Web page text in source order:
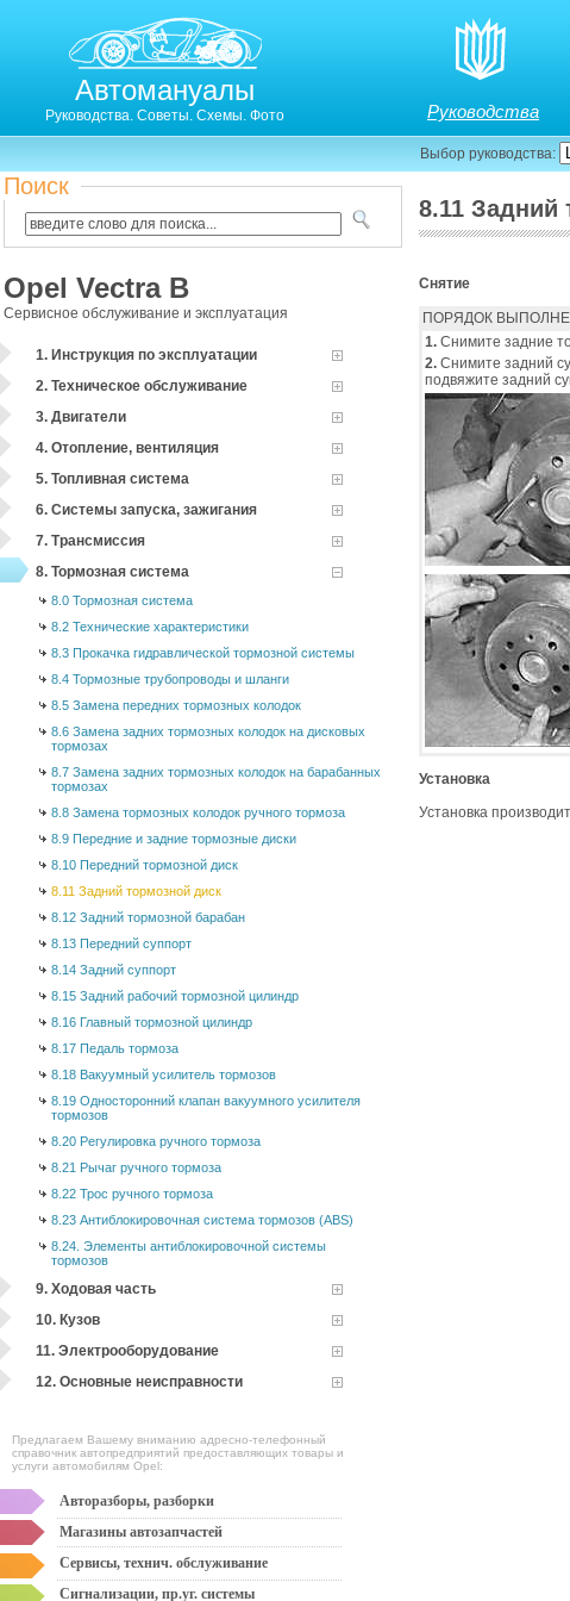
Автомануалы
Руководства. Советы. Схемы. Фото Руководства
Выбор руководства:
Поиск
Opel Vectra B
Сервисное обслуживание и эксплуатация
1. Инструкция по эксплуатации
2. Техническое обслуживание
3. Двигатели
4. Отопление, вентиляция
5. Топливная система
6. Системы запуска, зажигания
7. Трансмиссия
8. Тормозная система
8.0 Тормозная система
8.2 Технические характеристики
8.3 Прокачка гидравлической тормозной системы
8.4 Тормозные трубопроводы и шланги
8.5 Замена передних тормозных колодок
8.6 Замена задних тормозных колодок на дисковых
тормозах
8.7 Замена задних тормозных колодок на барабанных
тормозах
8.8 Замена тормозных колодок ручного тормоза
8.9 Передние и задние тормозные диски
8.10 Передний тормозной диск
8.11 Задний тормозной диск
8.12 Задний тормозной барабан
8.13 Передний суппорт
8.14 Задний суппорт
8.15 Задний рабочий тормозной цилиндр
8.16 Главный тормозной цилиндр
8.17 Педаль тормоза
8.18 Вакуумный усилитель тормозов
8.19 Односторонний клапан вакуумного усилителя
тормозов
8.20 Регулировка ручного тормоза
8.21 Рычаг ручного тормоза
8.22 Трос ручного тормоза
8.23 Антиблокировочная система тормозов (ABS)
8.24. Элементы антиблокировочной системы
тормозов
9. Ходовая часть
10. Кузов
11. Электрооборудование
12. Основные неисправности
Предлагаем Вашему вниманию адресно-телефонный
справочник автопредприятий предоставляющих товары и
услуги автомобилям Opel:
Авторазборы, разборки
Магазины автозапчастей
Сервисы, технич. обслуживание
Сигнализации, пр.уг. системы
8.11 Задний
Снятие
ПОРЯДОК
1. Снимите задние
2. Снимите задний
подвяжите задний
Установка
Установка